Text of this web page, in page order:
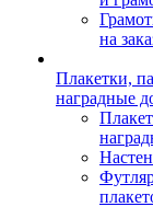
на
Плакетки,
наградные